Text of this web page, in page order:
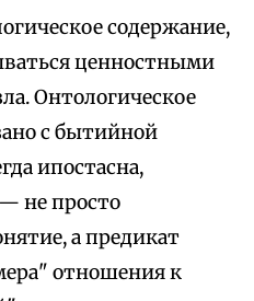
содержание,
ценностными
Онтологическое
с бытийной
ипостасна,
не просто
а предикат
отношения к